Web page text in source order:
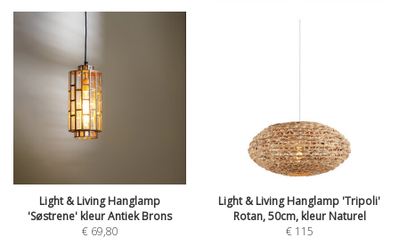
Light & Living Hanglamp
'Søstrene' kleur Antiek Brons
€ 69,80
Light & Living Hanglamp 'Tripoli'
Rotan, 50cm, kleur Naturel
€ 115